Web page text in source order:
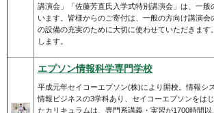
講演会」「佐藤芳直氏入学式特別講演会」は、一般
います。皆様からのご寄付は、一般の方向け講演会
の設備の充実のために大切に使わせていただきます
します。
エプソン情報科学専門学校
平成元年セイコーエプソン(株)により開校。情報シ
情報ビジネスの3学科あり、セイコーエプソンをは
たカリキュラムは、専門系講義・実習が1700時間